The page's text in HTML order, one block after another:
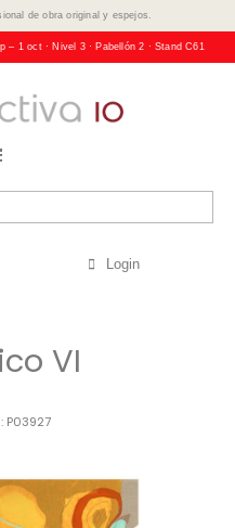
de obra original y espejos.
– 1 oct · Nivel 3 · Pabellón 2 · Stand C61
Login
VI
P03927